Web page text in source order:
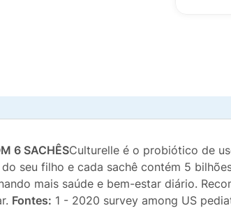
6 SACHÊSCulturelle é o probiótico de
seu filho e cada sachê contém 5
mais saúde e bem-estar diário.
Fontes: 1 - 2020 survey among US